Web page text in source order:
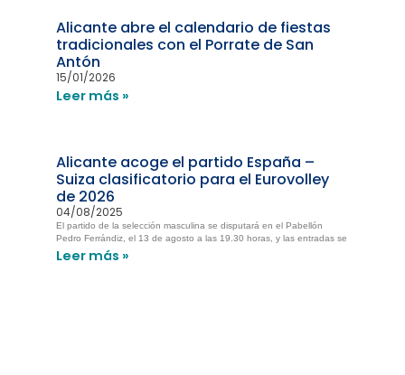
Alicante abre el calendario de fiestas
tradicionales con el Porrate de San
Antón
15/01/2026
Leer más »
Alicante acoge el partido España –
Suiza clasificatorio para el Eurovolley
de 2026
04/08/2025
El partido de la selección masculina se disputará en el Pabellón
Pedro Ferrándiz, el 13 de agosto a las 19.30 horas, y las entradas se
Leer más »